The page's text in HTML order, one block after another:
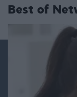
Best of